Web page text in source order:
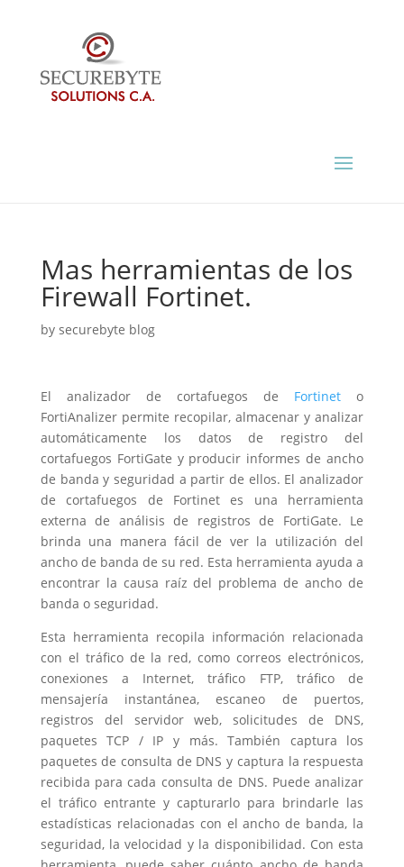
Mas herramientas de los
Firewall Fortinet.
by securebyte blog
El analizador de cortafuegos de Fortinet o
FortiAnalizer permite recopilar, almacenar y analizar
automáticamente los datos de registro del
cortafuegos FortiGate y producir informes de ancho
de banda y seguridad a partir de ellos. El analizador
de cortafuegos de Fortinet es una herramienta
externa de análisis de registros de FortiGate. Le
brinda una manera fácil de ver la utilización del
ancho de banda de su red. Esta herramienta ayuda a
encontrar la causa raíz del problema de ancho de
banda o seguridad.
Esta herramienta recopila información relacionada
con el tráfico de la red, como correos electrónicos,
conexiones a Internet, tráfico FTP, tráfico de
mensajería instantánea, escaneo de puertos,
registros del servidor web, solicitudes de DNS,
paquetes TCP / IP y más. También captura los
paquetes de consulta de DNS y captura la respuesta
recibida para cada consulta de DNS. Puede analizar
el tráfico entrante y capturarlo para brindarle las
estadísticas relacionadas con el ancho de banda, la
seguridad, la velocidad y la disponibilidad. Con esta